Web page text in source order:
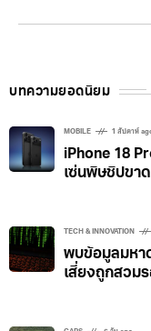
บทความยอดนิยม
MOBILE 1 สัปดาห์
iPhone 18
เซ่นพิษชิปขา
TECH & INNOVATION
พบข้อมูลมหา
เสี่ยงถูกสวม